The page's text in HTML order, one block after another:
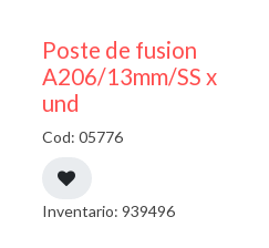
Poste de fusion
A206/13mm/SS x
und
Cod: 05776
Inventario: 939496